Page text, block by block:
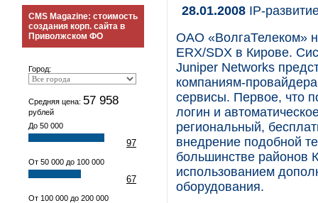
CMS Magazine: стоимость
создания корп. сайта в
Приволжском ФО
Город:
Средняя цена: 57 958
рублей
До 50 000
97
От 50 000 до 100 000
67
От 100 000 до 200 000
28.01.2008 IP-
ОАО «ВолгаТелеком»
ERX/SDX в Кирове.
Juniper Networks
компаниям-
сервисы. Первое, что
логин и
региональный,
внедрение подобной
большинстве районов
использованием
оборудования.